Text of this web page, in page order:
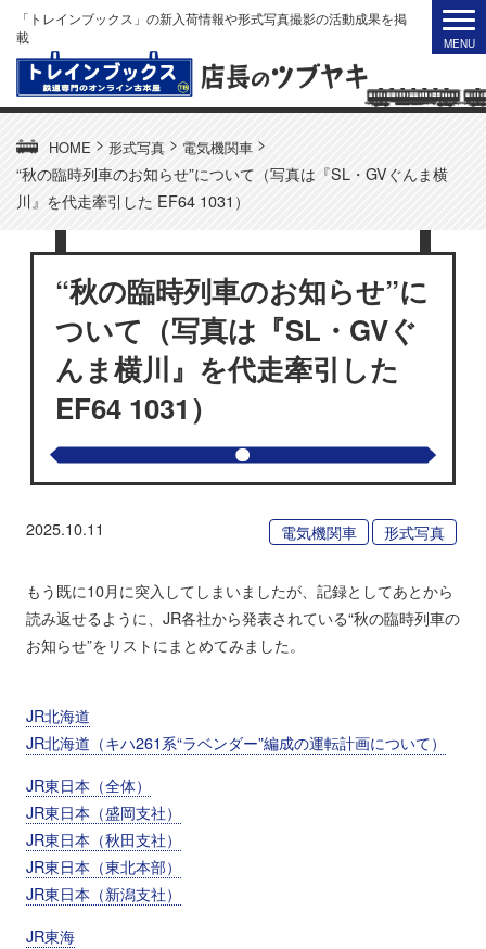
「トレインブックス」の新入荷情報や形式写真撮影の活動成果を掲
載
HOME > 形式写真 > 電気機関車 >
“秋の臨時列車のお知らせ”について（写真は『SL・GVぐんま横
川』を代走牽引した EF64 1031）
“秋の臨時列車のお知らせ”に
ついて（写真は『SL・GVぐ
んま横川』を代走牽引した
EF64 1031）
2025.10.11 電気機関車 形式写真
もう既に10月に突入してしまいましたが、記録としてあとから
読み返せるように、JR各社から発表されている“秋の臨時列車の
お知らせ”をリストにまとめてみました。
JR北海道
JR北海道（キハ261系“ラベンダー”編成の運転計画について）
JR東日本（全体）
JR東日本（盛岡支社）
JR東日本（秋田支社）
JR東日本（東北本部）
JR東日本（新潟支社）
JR東海